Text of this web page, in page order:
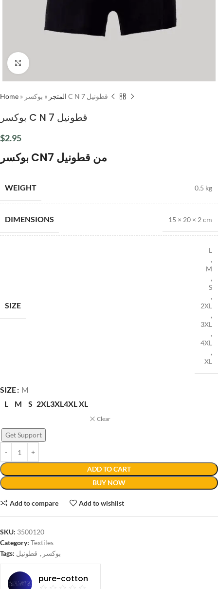
Click to enlarge
Home » المتجر » بوكسر C N 7 قطونيل
بوكسر C N 7 قطونيل
$2.95
بوكسر CN7 من قطونيل
WEIGHT 0.5 kg
DIMENSIONS 15 × 20 × 2 cm
SIZE
L
,
M
,
S
,
2XL
,
3XL
,
4XL
,
XL
SIZE
M
L
M S 2XL3XL4XLXL
Clear
ADD TO CART
BUY NOW
Get Support
Add to compare Add to wishlist
SKU: 3500120
Category: Textiles
Tags:
بوكسر , قطونيل
pure-cotton